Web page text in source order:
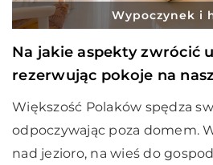
Wypoczynek i
Na jakie aspekty zwrócić
rezerwując pokoje na
Większość Polaków spędza
odpoczywając poza domem.
nad jezioro, na wieś do